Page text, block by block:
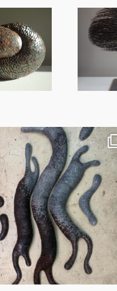
vue s’arrête
que notre
passe
outre